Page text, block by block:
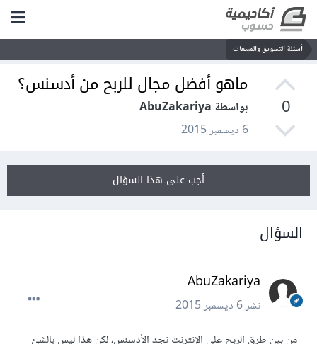
أسئلة التسويق والمبيعات
0
ماهو أفضل مجال للربح من أدسنس؟
بواسطة AbuZakariya
6 ديسمبر 2015
أجب على هذا السؤال
السؤال
AbuZakariya
نشر6 ديسمبر 2015